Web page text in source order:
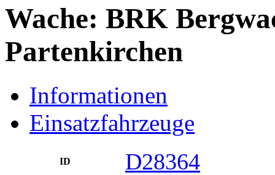
Wache: BRK
Partenkirchen
Informationen
Einsatzfahrzeuge
ID D28364